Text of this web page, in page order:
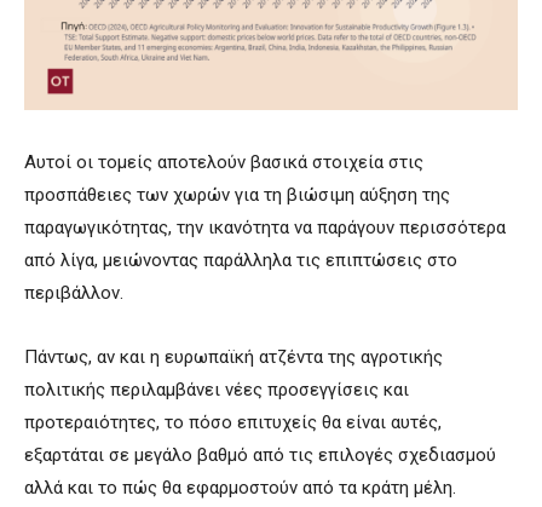
Αυτοί οι τομείς αποτελούν βασικά στοιχεία στις
προσπάθειες των χωρών για τη βιώσιμη αύξηση της
παραγωγικότητας, την ικανότητα να παράγουν περισσότερα
από λίγα, μειώνοντας παράλληλα τις επιπτώσεις στο
περιβάλλον.
Πάντως, αν και η ευρωπαϊκή ατζέντα της αγροτικής
πολιτικής περιλαμβάνει νέες προσεγγίσεις και
προτεραιότητες, το πόσο επιτυχείς θα είναι αυτές,
εξαρτάται σε μεγάλο βαθμό από τις επιλογές σχεδιασμού
αλλά και το πώς θα εφαρμοστούν από τα κράτη μέλη.